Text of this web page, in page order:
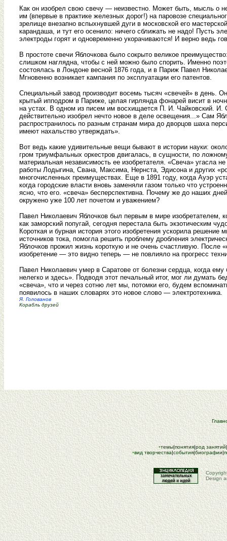
Как он изобрел свою свечу — неизвестно. Может быть, мысль о
им (впервые в практике железных дорог!) на паровозе
зрелище внезапно вспыхнувшей дуги в московской его
карандаша, и тут его осенило: ничего сближать не надо! Пусть
электроды горят и одновременно укорачиваются! И верно ведь
В простоте свечи Яблочкова было сокрыто великое
слишком наглядна, чтобы с ней можно было спорить. Именно
состоялась в Лондоне весной 1876 года, и в Париж Павел
Мгновенно возникает кампания по эксплуатации его патентов.
Специальный завод производит восемь тысяч «свечей» в день.
крытый ипподром в Париже, целая гирлянда фонарей висит в
на устах. В одном из писем им восхищается П. И. Чайковский. И.
действительно изобрел нечто новое в деле освещения...» Сам
распространилось по разным странам мира до дворцов шаха
имеют нахальство утверждать».
Вот ведь какие удивительные вещи бывают в истории науки:
гром триумфальных оркестров двигалась, в сущности, по
материальная независимость ее изобретателя. «Свеча» угасла
работы Лодыгина, Свана, Максима, Нернста, Эдисона и других
многочисленных преимуществах. Еще в 1891 году, когда Ауэр
когда городские власти вновь заменяли газом только что
ясно, что его. «свеча» бесперспективна. Почему же до наших
окружено уже 100 лет почетом и уважением?
Павел Николаевич Яблочков был первым в мире изобретателем,
как заморский попугай, сегодня перестала быть экзотическим
Короткая и бурная история этого изобретения ускорила
источников тока, помогла решить проблему дробления
Яблочков прожил жизнь короткую и не очень счастливую. После
изобретение — это видно теперь — не повлияло на прогресс
Павел Николаевич умер в Саратове от болезни сердца, когда
нелегко и здесь». Подводя этот печальный итог, мог ли думать
«свеча», что и через сотню лет мы, потомки его, будем
появилось в наших словарях это новое слово — электротехника.
Я. Голованов
Корабль друзей
•темы|понятия|род занятий|
•вид творчества|события|биографии|
Design